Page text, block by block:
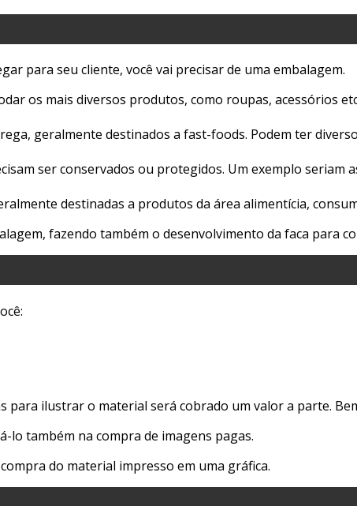
para seu cliente, você vai precisar de uma embalagem.
os mais diversos produtos, como roupas, acessórios
geralmente destinados a fast-foods. Podem ter
ser conservados ou protegidos. Um exemplo seriam
destinadas a produtos da área alimentícia,
fazendo também o desenvolvimento da faca para
ilustrar o material será cobrado um valor a parte.
lo também na compra de imagens pagas.
do material impresso em uma gráfica.